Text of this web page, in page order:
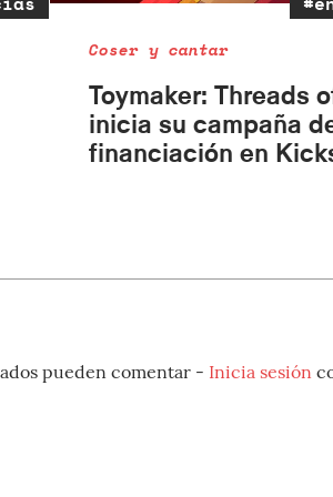
Coser y cantar
Toymaker: Threads
inicia su campaña
financiación en
pueden comentar - Inicia sesión